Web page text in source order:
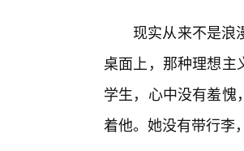
现实从来不是浪
桌面上，那种理想主
学生，心中没有羞愧
着他。她没有带行李